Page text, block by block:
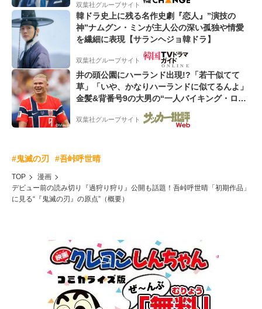
双葉社グループサイト
韓ドラ史上に残る名作史劇『恋人』”演技の
神”ナムグン・ミンが主人公の深い孤独や情愛
を繊細に表現【サランヘジョ韓ドラ】
双葉社グループサイト
井の頭公園にハーランド出現!?「若干似てて
草」「いや、かなりハーランドに似てるんよ」
金髪&背番号9の大男の“一人バイキング・ロ
ー”映像が話題!「元気をもらった」
双葉社グループサイト
#鬼滅の刃 #吾峠呼世晴
TOP
漫画
デビュー前の読み切り『過狩り狩り』公開も話題！吾峠呼世晴「初期作品」
に見る“『鬼滅の刃』の原点”（概要）